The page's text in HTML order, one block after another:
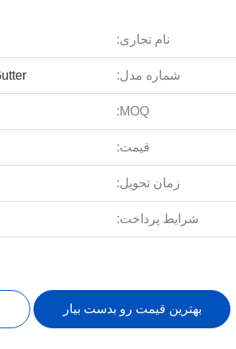
نام تجاری:
شماره مدل:
MOQ:
قیمت:
زمان تحویل:
شرایط پرداخت:
بهترین قیمت رو بدست بیار